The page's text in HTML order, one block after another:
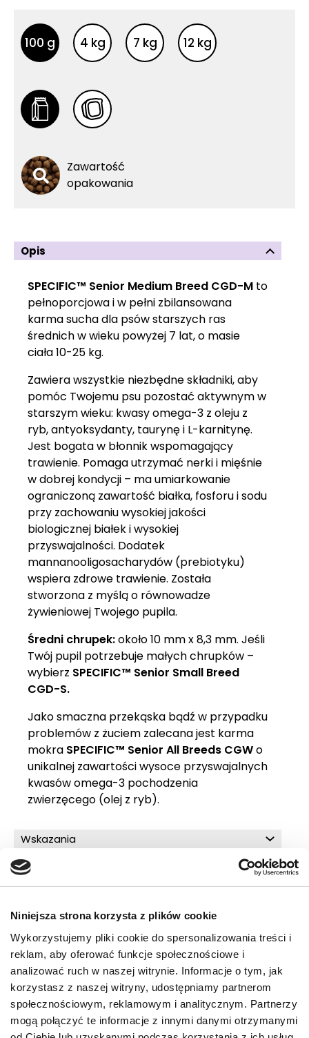
Niniejsza strona korzysta z plików cookie
Wykorzystujemy pliki cookie do spersonalizowania treści i
reklam, aby oferować funkcje społecznościowe i
analizować ruch w naszej witrynie. Informacje o tym, jak
korzystasz z naszej witryny, udostępniamy partnerom
społecznościowym, reklamowym i analitycznym. Partnerzy
mogą połączyć te informacje z innymi danymi otrzymanymi
Inne opakowania
100 g 4 kg 7 kg 12 kg
Inne opakowania
Zawartość
opakowania
Opis
SPECIFIC™ Senior Medium Breed CGD-M to
pełnoporcjowa i w pełni zbilansowana
karma sucha dla psów starszych ras
średnich w wieku powyżej 7 lat, o masie
ciała 10-25 kg.
Zawiera wszystkie niezbędne składniki, aby
pomóc Twojemu psu pozostać aktywnym w
starszym wieku: kwasy omega-3 z oleju z
ryb, antyoksydanty, taurynę i L-karnitynę.
Jest bogata w błonnik wspomagający
trawienie. Pomaga utrzymać nerki i mięśnie
w dobrej kondycji – ma umiarkowanie
ograniczoną zawartość białka, fosforu i sodu
przy zachowaniu wysokiej jakości
biologicznej białek i wysokiej
przyswajalności. Dodatek
mannanooligosacharydów (prebiotyku)
wspiera zdrowe trawienie. Została
stworzona z myślą o równowadze
żywieniowej Twojego pupila.
Średni chrupek:około 10 mm x 8,3 mm. Jeśli
Twój pupil potrzebuje małych chrupków –
wybierz SPECIFIC™ Senior Small Breed
CGD-S.
Jako smaczna przekąska bądź w przypadku
problemów z żuciem zalecana jest karma
mokra SPECIFIC™ Senior All Breeds CGWo
unikalnej zawartości wysoce przyswajalnych
kwasów omega-3 pochodzenia
zwierzęcego (olej z ryb).
Wskazania
Dlaczego warto
Zalecenia żywieniowe
Składniki
Skład analityczny
O!MEGA porady dla Ciebie